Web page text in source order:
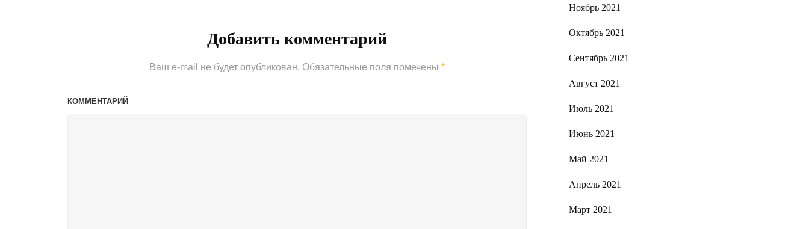
Добавить комментарий
Ваш e-mail не будет опубликован. Обязательные поля помечены *
КОММЕНТАРИЙ
Ноябрь 2021
Октябрь 2021
Сентябрь 2021
Август 2021
Июль 2021
Июнь 2021
Май 2021
Апрель 2021
Март 2021